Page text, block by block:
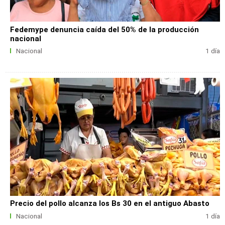
Fedemype denuncia caída del 50% de la producción
nacional
Nacional 1 día
Precio del pollo alcanza los Bs 30 en el antiguo Abasto
Nacional 1 día